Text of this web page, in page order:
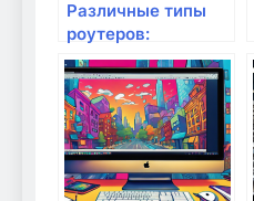
Различные типы
роутеров:
проводные или
беспроводные?